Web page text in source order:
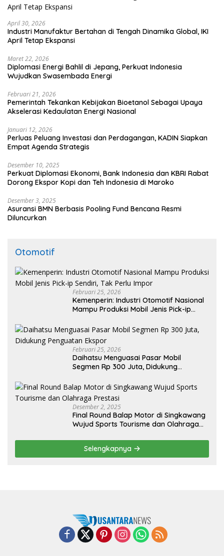
April 30, 2026
Industri Manufaktur Bertahan di Tengah Dinamika Global, IKI
April Tetap Ekspansi
Maret 22, 2026
Diplomasi Energi Bahlil di Jepang, Perkuat Indonesia
Wujudkan Swasembada Energi
Februari 21, 2026
Pemerintah Tekankan Kebijakan Bioetanol Sebagai Upaya
Akselerasi Kedaulatan Energi Nasional
Januari 12, 2026
Perluas Peluang Investasi dan Perdagangan, KADIN Siapkan
Empat Agenda Strategis
Desember 10, 2025
Perkuat Diplomasi Ekonomi, Bank Indonesia dan KBRI Rabat
Dorong Ekspor Kopi dan Teh Indonesia di Maroko
Desember 3, 2025
Asuransi BMN Berbasis Pooling Fund Bencana Resmi
Diluncurkan
Otomotif
Februari 25, 2026
Kemenperin: Industri Otomotif Nasional
Mampu Produksi Mobil Jenis Pick-ip
Februari 25, 2026
Daihatsu Menguasai Pasar Mobil
Segmen Rp 300 Juta, Didukung
Desember 2, 2025
Final Round Balap Motor di Singkawang
Wujud Sports Tourisme dan Olahraga
Selengkapnya